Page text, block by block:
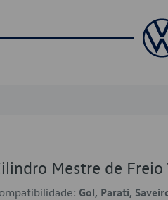
Mestre de
Gol, Parati,